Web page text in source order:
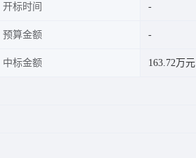
开标时间
预算金额
中标金额 163.72万元